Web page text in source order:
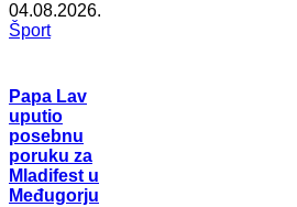
04.08.2026.
Šport
Papa Lav
uputio
posebnu
poruku za
Mladifest u
Međugorju